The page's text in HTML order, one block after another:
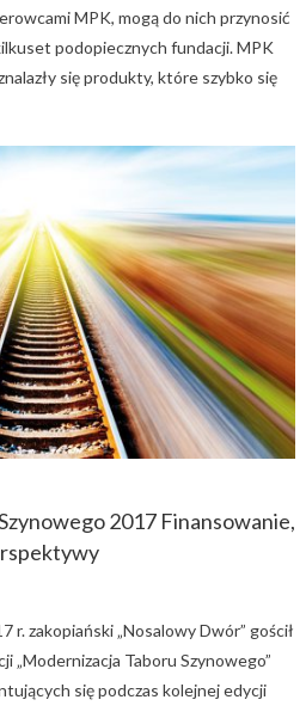
MPK, mogą do nich przynosić
podopiecznych fundacji. MPK
się produkty, które szybko się
2017 Finansowanie,
r. zakopiański „Nosalowy Dwór” gościł
Taboru Szynowego”
się podczas kolejnej edycji